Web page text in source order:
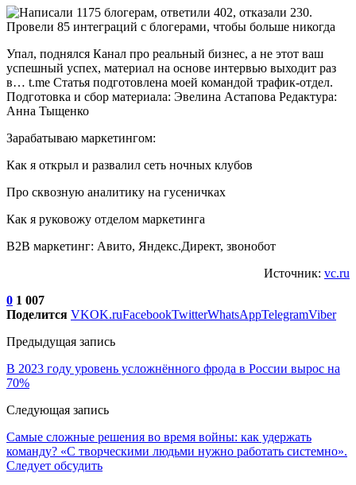
Упал, поднялся Канал про реальный бизнес, а не этот ваш
успешный успех, материал на основе интервью выходит раз
в… t.me Статья подготовлена моей командой трафик-отдел.
Подготовка и сбор материала: Эвелина Астапова Редактура:
Анна Тыщенко
Зарабатываю маркетингом:
Как я открыл и развалил сеть ночных клубов
Про сквозную аналитику на гусеничках
Как я руковожу отделом маркетинга
B2B маркетинг: Авито, Яндекс.Директ, звонобот
Источник: vc.ru
0 1 007
Поделится VKOK.ruFacebookTwitterWhatsAppTelegramViber
Предыдущая запись
В 2023 году уровень усложнённого фрода в России вырос на
70%
Следующая запись
Самые сложные решения во время войны: как удержать
команду? «С творческими людьми нужно работать системно».
Следует обсудить